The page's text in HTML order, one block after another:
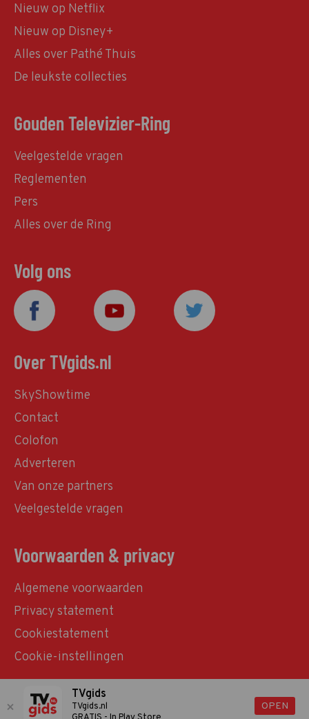
Nieuw op Netflix
Nieuw op Disney+
Alles over Pathé Thuis
De leukste collecties
Gouden Televizier-Ring
Veelgestelde vragen
Reglementen
Pers
Alles over de Ring
Volg ons
Over TVgids.nl
SkyShowtime
Contact
Colofon
Adverteren
Van onze partners
Veelgestelde vragen
Voorwaarden & privacy
Algemene voorwaarden
Privacy statement
Cookiestatement
Cookie-instellingen
© TVgids.nl 2026 - All rights reserved. No text and
TVgids
TVgids.nl
OPEN